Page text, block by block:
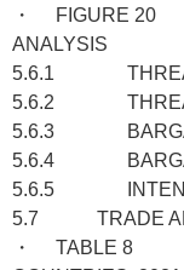
・ FIGURE 20
ANALYSIS
5.6.1 THREAT
5.6.2 THREAT
5.6.3
5.6.4
5.6.5
5.7 TRADE
・ TABLE 8